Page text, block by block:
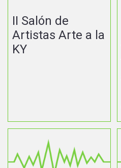
II Salón de
Artistas Arte a la
KY